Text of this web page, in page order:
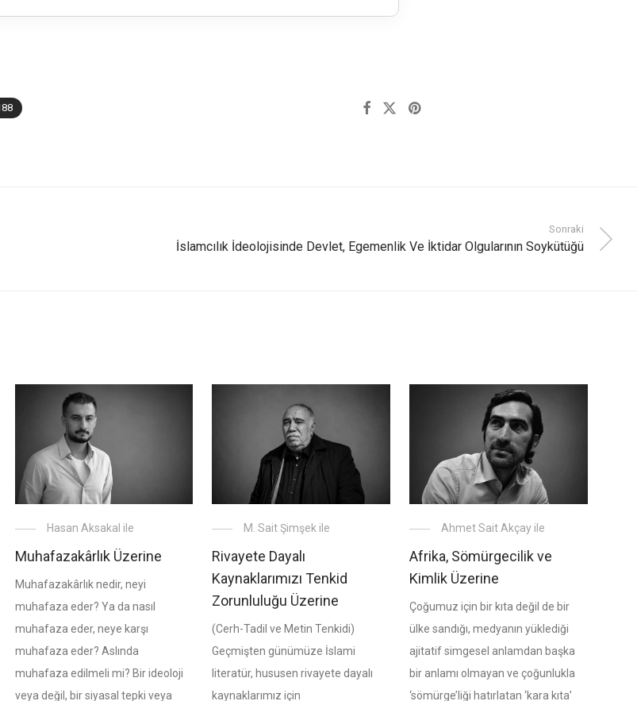
Sonraki
İslamcılık İdeolojisinde Devlet, Egemenlik Ve İktidar Olgularının Soykütüğü
Hasan Aksakal ile
Muhafazakârlık Üzerine
Muhafazakârlık nedir, neyi
muhafaza eder? Ya da nasıl
muhafaza eder, neye karşı
muhafaza eder? Aslında
muhafaza edilmeli mi? Bir ideoloji
veya değil, bir siyasal tepki veya
M. Sait Şimşek ile
Rivayete Dayalı
Kaynaklarımızı Tenkid
Zorunluluğu Üzerine
(Cerh-Tadil ve Metin Tenkidi)
Geçmişten günümüze İslami
literatür, hususen rivayete dayalı
kaynaklarımız için
Ahmet Sait Akçay ile
Afrika, Sömürgecilik ve
Kimlik Üzerine
Çoğumuz için bir kıta değil de bir
ülke sandığı, medyanın yüklediği
ajitatif simgesel anlamdan başka
bir anlamı olmayan ve çoğunlukla
‘sömürge’liği hatırlatan ‘kara kıta’